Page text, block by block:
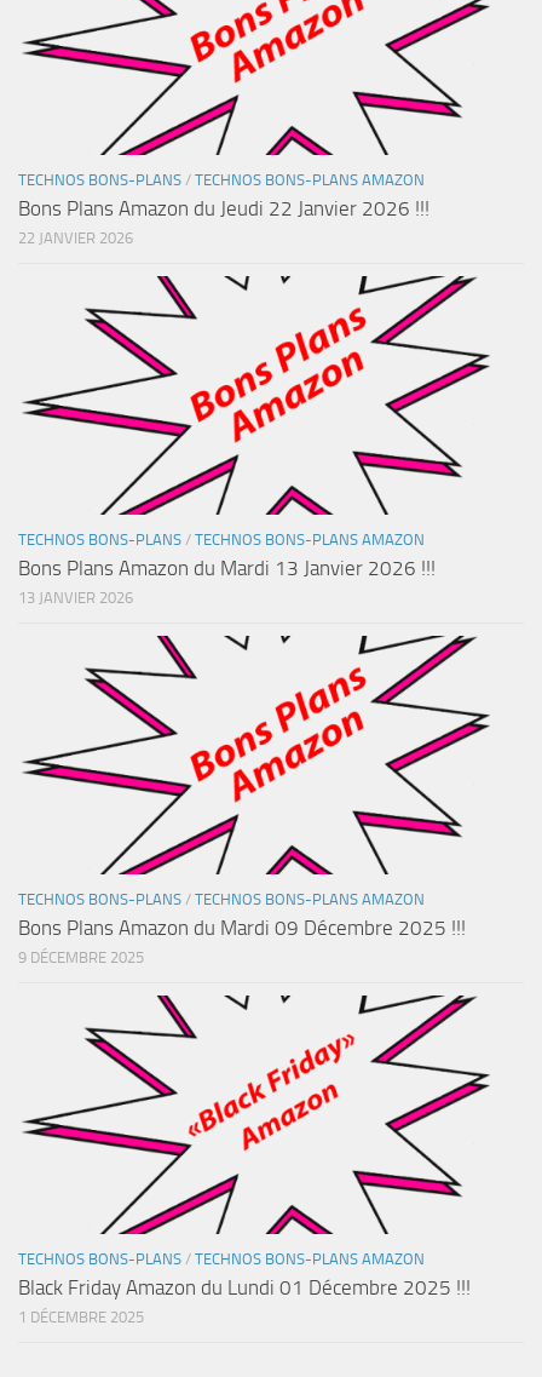
TECHNOS BONS-PLANS / TECHNOS BONS-PLANS AMAZON
Bons Plans Amazon du Jeudi 22 Janvier 2026 !!!
22 JANVIER 2026
TECHNOS BONS-PLANS / TECHNOS BONS-PLANS AMAZON
Bons Plans Amazon du Mardi 13 Janvier 2026 !!!
13 JANVIER 2026
TECHNOS BONS-PLANS / TECHNOS BONS-PLANS AMAZON
Bons Plans Amazon du Mardi 09 Décembre 2025 !!!
9 DÉCEMBRE 2025
TECHNOS BONS-PLANS / TECHNOS BONS-PLANS AMAZON
Black Friday Amazon du Lundi 01 Décembre 2025 !!!
1 DÉCEMBRE 2025